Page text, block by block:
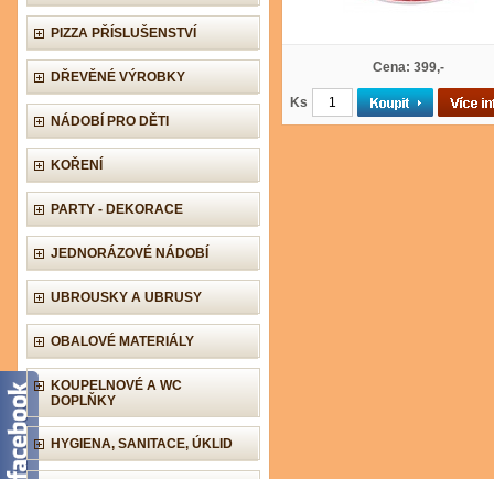
PIZZA PŘÍSLUŠENSTVÍ
DŘEVĚNÉ VÝROBKY
NÁDOBÍ PRO DĚTI
KOŘENÍ
PARTY - DEKORACE
JEDNORÁZOVÉ NÁDOBÍ
UBROUSKY A UBRUSY
OBALOVÉ MATERIÁLY
KOUPELNOVÉ A WC
DOPLŇKY
HYGIENA, SANITACE, ÚKLID
Cena: 399,-
Ks